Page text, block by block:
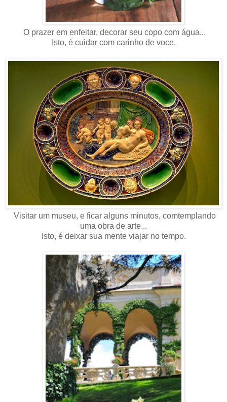
O prazer em enfeitar, decorar seu copo com água...
Isto, é cuidar com carinho de voce.
Visitar um museu, e ficar alguns minutos, comtemplando
uma obra de arte...
Isto, é deixar sua mente viajar no tempo.